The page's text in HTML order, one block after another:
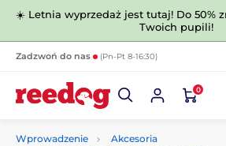
☀️ Letnia wyprzedaż jest tutaj! Do 50%
Twoich pupili!
Zadzwoń do nas (Pn-Pt 8-16:30)
0
Wprowadzenie
Akcesoria